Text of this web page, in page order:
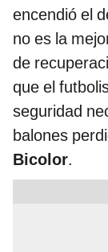
encendió el
no es la
de
que el
seguridad
balones
Bicolor.